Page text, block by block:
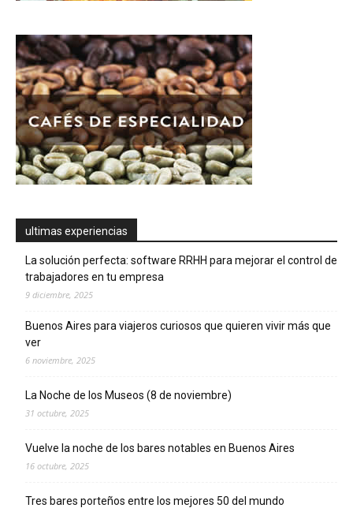
ultimas experiencias
La solución perfecta: software RRHH para mejorar el control de
trabajadores en tu empresa
9 diciembre, 2025
Buenos Aires para viajeros curiosos que quieren vivir más que
ver
6 noviembre, 2025
La Noche de los Museos (8 de noviembre)
31 octubre, 2025
Vuelve la noche de los bares notables en Buenos Aires
16 octubre, 2025
Tres bares porteños entre los mejores 50 del mundo